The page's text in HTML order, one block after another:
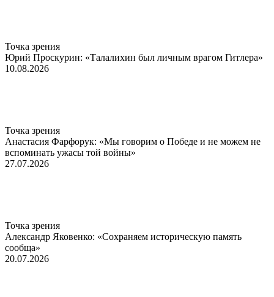
Точка зрения
Юрий Проскурин: «Талалихин был личным врагом Гитлера»
10.08.2026
Точка зрения
Анастасия Фарфорук: «Мы говорим о Победе и не можем не
вспоминать ужасы той войны»
27.07.2026
Точка зрения
Александр Яковенко: «Сохраняем историческую память
сообща»
20.07.2026